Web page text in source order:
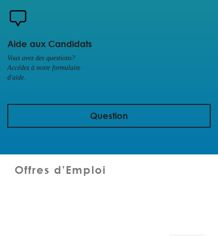
Aide aux Candidats
Vous avez des questions?
Accédez à notre formulaire
d'aide.
Question
Offres d'Emploi